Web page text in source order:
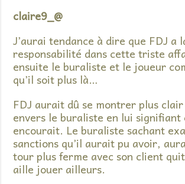
claire9_@
J’aurai tendance à dire que FDJ a
responsabilité dans cette triste
ensuite le buraliste et le joueur
qu’il soit plus là…
FDJ aurait dû se montrer plus
envers le buraliste en lui signifiant
encourait. Le buraliste sachant
sanctions qu’il aurait pu avoir,
tour plus ferme avec son client
aille jouer ailleurs.